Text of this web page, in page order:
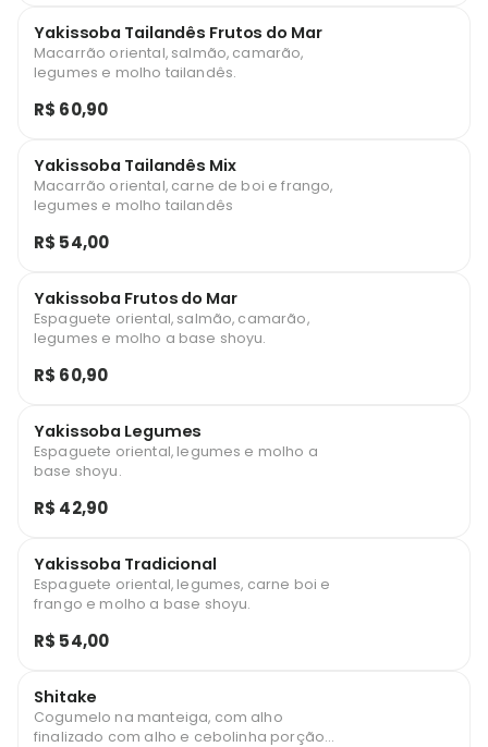
Yakissoba Tailandês Frutos do Mar
Macarrão oriental, salmão, camarão,
legumes e molho tailandês.
R$ 60,90
Yakissoba Tailandês Mix
Macarrão oriental, carne de boi e frango,
legumes e molho tailandês
R$ 54,00
Yakissoba Frutos do Mar
Espaguete oriental, salmão, camarão,
legumes e molho a base shoyu.
R$ 60,90
Yakissoba Legumes
Espaguete oriental, legumes e molho a
base shoyu.
R$ 42,90
Yakissoba Tradicional
Espaguete oriental, legumes, carne boi e
frango e molho a base shoyu.
R$ 54,00
Shitake
Cogumelo na manteiga, com alho
finalizado com alho e cebolinha porção